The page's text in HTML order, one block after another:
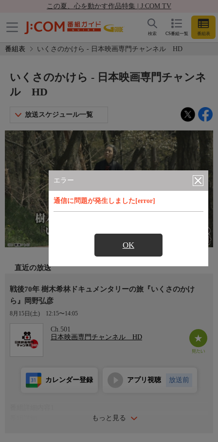
この夏、心を動かす作品特集 | J:COM TV
CS番組一覧 番組表
検索
番組表 いくさのかけら - 日本映画専門チャンネル HD
エラー
通信に問題が発生しました[error]
OK
いくさのかけら - 日本映画専門チャンネ
ル HD
放送スケジュール一覧
直近の放送
戦後70年 樹木希林ドキュメンタリーの旅『いくさのかけ
ら』岡野弘彦
8月15日(土) 12:15〜14:05
Ch.501
日本映画専門チャンネル HD
もっと見る
カレンダー登録 アプリ視聴 放送前